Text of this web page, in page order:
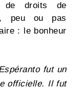
de droits de
peu ou pas
: le bonheur
fut un
officielle. Il fut